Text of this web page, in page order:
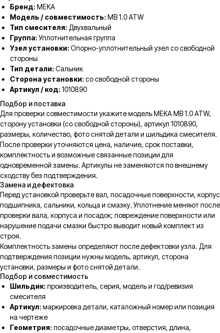
Бренд: MEKA
Модель / совместимость: MB 1.0 ATW
Тип смесителя: Двухвальный
Группа:Уплотнительная группа
Узел установки: Опорно-уплотнительный узел со свободной
стороны
Тип детали: Сальник
Сторона установки: со свободной стороны
Артикул / код: 1010890
Подбор и поставка
Для проверки совместимости укажите модель MEKA MB 1.0 ATW,
сторону установки (со свободной стороны), артикул 1010890,
размеры, количество, фото снятой детали и шильдика смесителя.
После проверки уточняются цена, наличие, срок поставки,
комплектность и возможные связанные позиции для
одновременной замены. Артикулы не заменяются по внешнему
сходству без подтверждения.
Замена и дефектовка
Перед установкой проверьте вал, посадочные поверхности, корпус
подшипника, сальники, кольца и смазку. Уплотнение меняют после
проверки вала, корпуса и посадок; повреждение поверхности или
нарушение подачи смазки быстро выводит новый комплект из
строя.
Комплектность замены определяют после дефектовки узла. Для
подтверждения позиции нужны модель, артикул, сторона
установки, размеры и фото снятой детали.
Подбор и совместимость
Шильдик: производитель, серия, модель и год/ревизия
смесителя
Артикул: маркировка детали, каталожный номер или позиция
на чертеже
Геометрия: посадочные диаметры, отверстия, длина,